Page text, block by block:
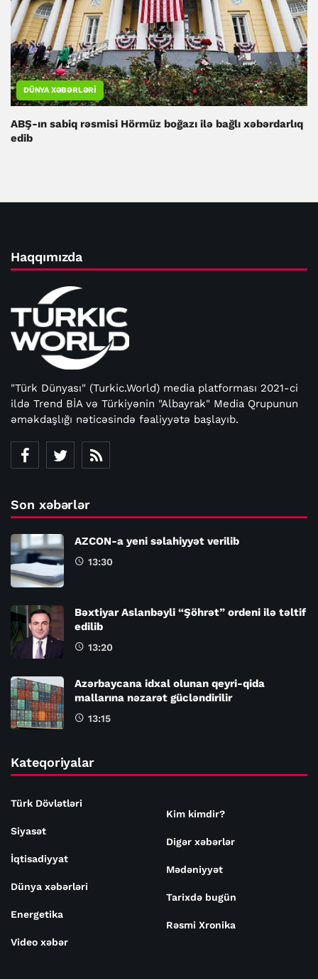
DÜNYA XƏBƏRLƏRI
ABŞ-ın sabiq rəsmisi Hörmüz boğazı ilə bağlı xəbərdarlıq
edib
Haqqımızda
"Türk Dünyası" (Turkic.World) media platforması 2021-ci
ildə Trend BİA və Türkiyənin "Albayrak" Media Qrupunun
əməkdaşlığı nəticəsində fəaliyyətə başlayıb.
Son xəbərlər
AZCON-a yeni səlahiyyət verilib
13:30
Bəxtiyar Aslanbəyli “Şöhrət” ordeni ilə təltif
edilib
13:20
Azərbaycana idxal olunan qeyri-qida
mallarına nəzarət gücləndirilir
13:15
Kateqoriyalar
Türk Dövlətləri
Siyasət
İqtisadiyyat
Dünya xəbərləri
Energetika
Video xəbər
Kim kimdir?
Digər xəbərlər
Mədəniyyət
Tarixdə bugün
Rəsmi Xronika